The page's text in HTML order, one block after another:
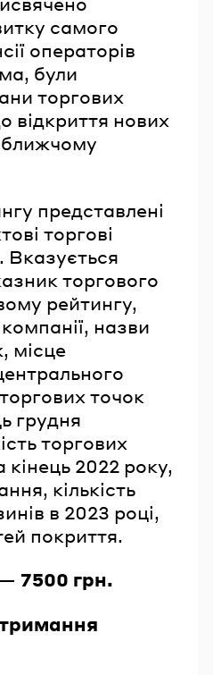
самого
операторів
були
торгових
відкриття нових
представлені
торгові
Вказується
торгового
рейтингу,
назви
місце
торгових точок
грудня
торгових
2022 року,
кількість
в 2023 році,
покриття.
— 7500 грн.